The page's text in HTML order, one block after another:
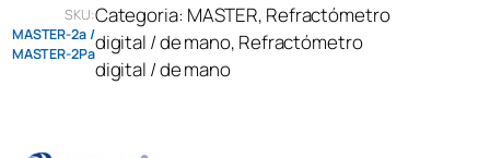
SKU:
MASTER-2a /
MASTER-2Pa
Categoria: MASTER, Refractómetro
digital / de mano, Refractómetro
digital / de mano